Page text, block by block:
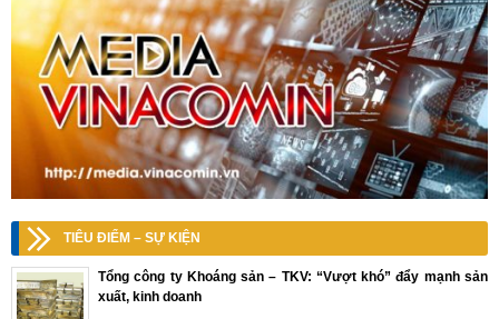
TIÊU ĐIỂM – SỰ KIỆN
Tổng công ty Khoáng sản – TKV: “Vượt khó” đẩy mạnh sản
xuất, kinh doanh